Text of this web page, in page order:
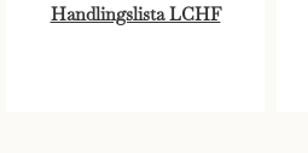
Handlingslista LCHF